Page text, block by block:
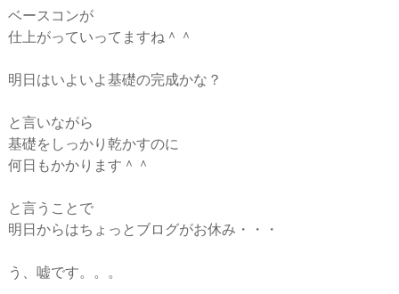
ベースコンが
仕上がっていってますね＾＾
明日はいよいよ基礎の完成かな？
と言いながら
基礎をしっかり乾かすのに
何日もかかります＾＾
と言うことで
明日からはちょっとブログがお休み・・・
う、嘘です。。。